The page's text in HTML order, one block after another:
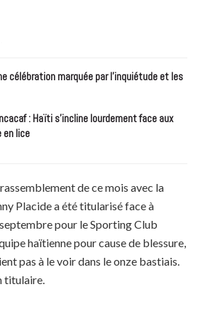
célébration marquée par l’inquiétude et les
: Haïti s’incline lourdement face aux
en lice
de ce mois avec la
Placide a été titularisé face à
pour le Sporting Club
haïtienne pour cause de blessure,
pas à le voir dans le onze bastiais.
titulaire.